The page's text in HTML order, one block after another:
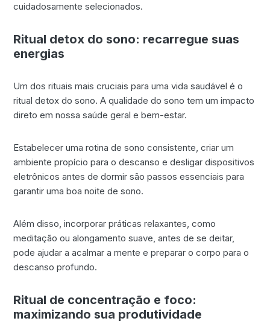
cuidadosamente selecionados.
Ritual detox do sono: recarregue suas
energias
Um dos rituais mais cruciais para uma vida saudável é o
ritual detox do sono. A qualidade do sono tem um impacto
direto em nossa saúde geral e bem-estar.
Estabelecer uma rotina de sono consistente, criar um
ambiente propício para o descanso e desligar dispositivos
eletrônicos antes de dormir são passos essenciais para
garantir uma boa noite de sono.
Além disso, incorporar práticas relaxantes, como
meditação ou alongamento suave, antes de se deitar,
pode ajudar a acalmar a mente e preparar o corpo para o
descanso profundo.
Ritual de concentração e foco:
maximizando sua produtividade